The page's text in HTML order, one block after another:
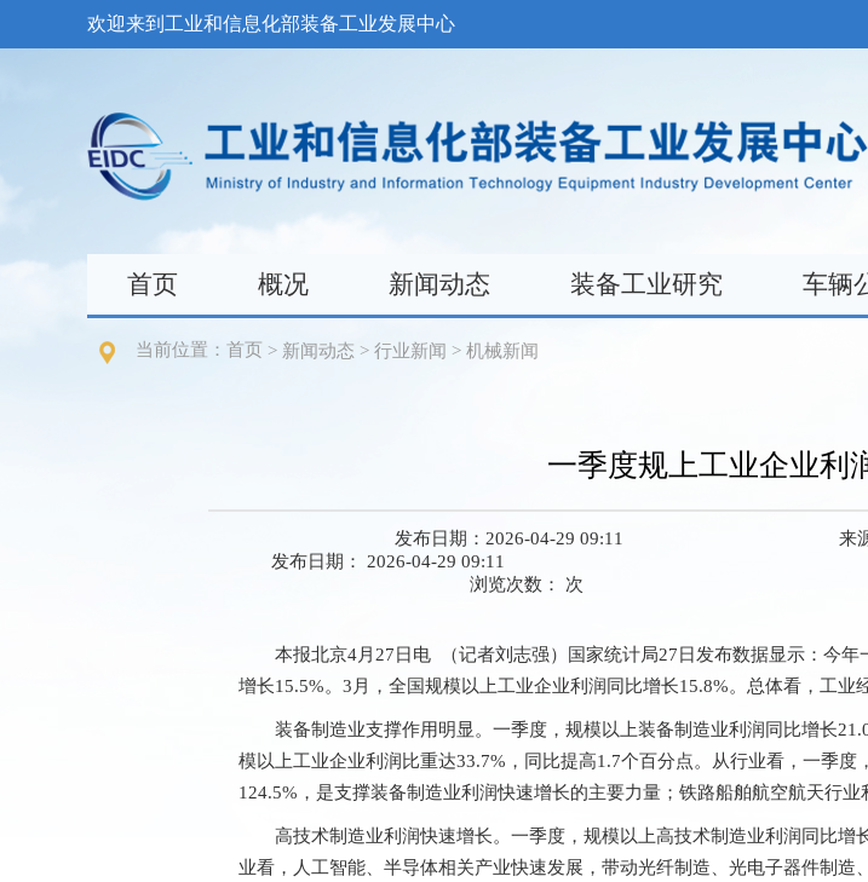
欢迎来到工业和信息化部装备工业发展中心
首页 概况 新闻动态 装备工业研究 车辆
当前位置： 首页 > 新闻动态 > 行业新闻 > 机械新闻
一季度规上工业企业利
发布日期：2026-04-29 09:11 来
发布日期： 2026-04-29 09:11
浏览次数： 次
本报北京4月27日电 （记者刘志强）国家统计局27日发布数据显示：今
增长15.5%。3月，全国规模以上工业企业利润同比增长15.8%。总体看，工业
装备制造业支撑作用明显。一季度，规模以上装备制造业利润同比增长
模以上工业企业利润比重达33.7%，同比提高1.7个百分点。从行业看，一季
124.5%，是支撑装备制造业利润快速增长的主要力量；铁路船舶航空航天行业
高技术制造业利润快速增长。一季度，规模以上高技术制造业利润同比
业看，人工智能、半导体相关产业快速发展，带动光纤制造、光电子器件制造